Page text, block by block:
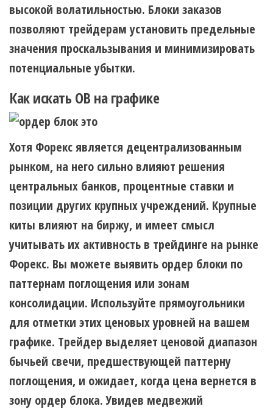
высокой волатильностью. Блоки заказов
позволяют трейдерам установить предельные
значения проскальзывания и минимизировать
потенциальные убытки.
Как искать OB на графике
Хотя Форекс является децентрализованным
рынком, на него сильно влияют решения
центральных банков, процентные ставки и
позиции других крупных учреждений. Крупные
киты влияют на биржу, и имеет смысл
учитывать их активность в трейдинге на рынке
Форекс. Вы можете выявить ордер блоки по
паттернам поглощения или зонам
консолидации. Используйте прямоугольники
для отметки этих ценовых уровней на вашем
графике. Трейдер выделяет ценовой диапазон
бычьей свечи, предшествующей паттерну
поглощения, и ожидает, когда цена вернется в
зону ордер блока. Увидев медвежий